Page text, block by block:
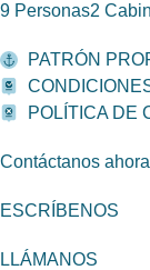
9 Personas2
PATRÓN
POLÍTICA DE
Contáctanos
ESCRÍBENOS
LLÁMANOS